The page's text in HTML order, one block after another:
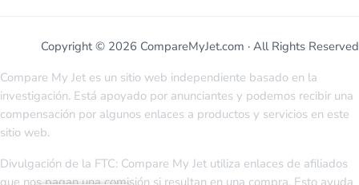
Copyright © 2026 CompareMyJet.com · All Rights Reserved
Compare My Jet es un sitio web independiente basado en la
investigación. Está apoyado por anunciantes y podemos recibir una
compensación por algunos enlaces a productos y servicios en este
sitio web.
Divulgación de la FTC: Compare My Jet utiliza enlaces de afiliados